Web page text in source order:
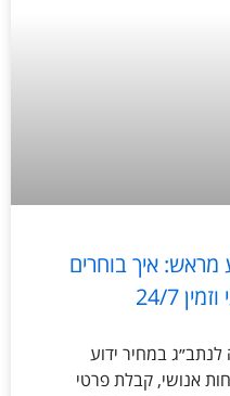
מראש: איך בוחרים
24/7
במחיר ידוע
שירות לקוחות אנושי, קבלת פרטי